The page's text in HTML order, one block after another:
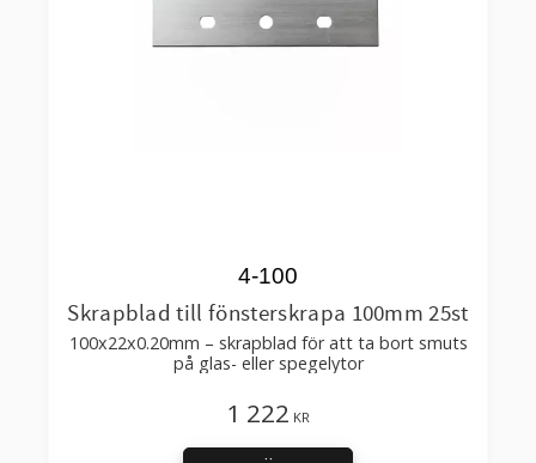
Skrapblad till fönsterskrapa 100mm 25st
100x22x0.20mm – skrapblad för att ta bort smuts
på glas- eller spegelytor
4-100
1 222 KR